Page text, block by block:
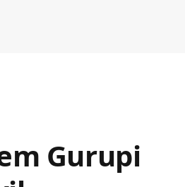
Gurupi